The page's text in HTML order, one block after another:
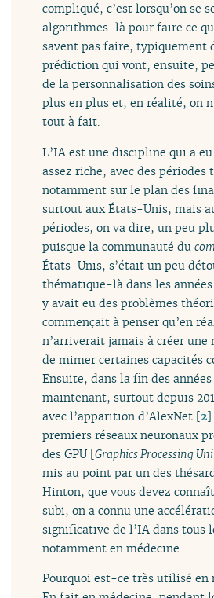
compliqué, c’est lorsqu’on se
algorithmes-là pour faire ce
savent pas faire, typiquement
prédiction qui vont, ensuite,
de la personnalisation des
plus en plus et, en réalité, on
tout à fait.
L’IA est une discipline qui a
assez riche, avec des périodes
notamment sur le plan des
surtout aux États-Unis, mais
périodes, on va dire, un peu
puisque la communauté du
États-Unis, s’était un peu
thématique-là dans les
y avait eu des problèmes
commençait à penser qu’en
n’arriverait jamais à créer une
de mimer certaines capacités
Ensuite, dans la fin des
maintenant, surtout depuis
avec l’apparition d’AlexNet [2]
premiers réseaux neuronaux
des GPU [Graphics Processing
mis au point par un des
Hinton, que vous devez
subi, on a connu une
significative de l’IA dans tous
notamment en médecine.
Pourquoi est-ce très utilisé en